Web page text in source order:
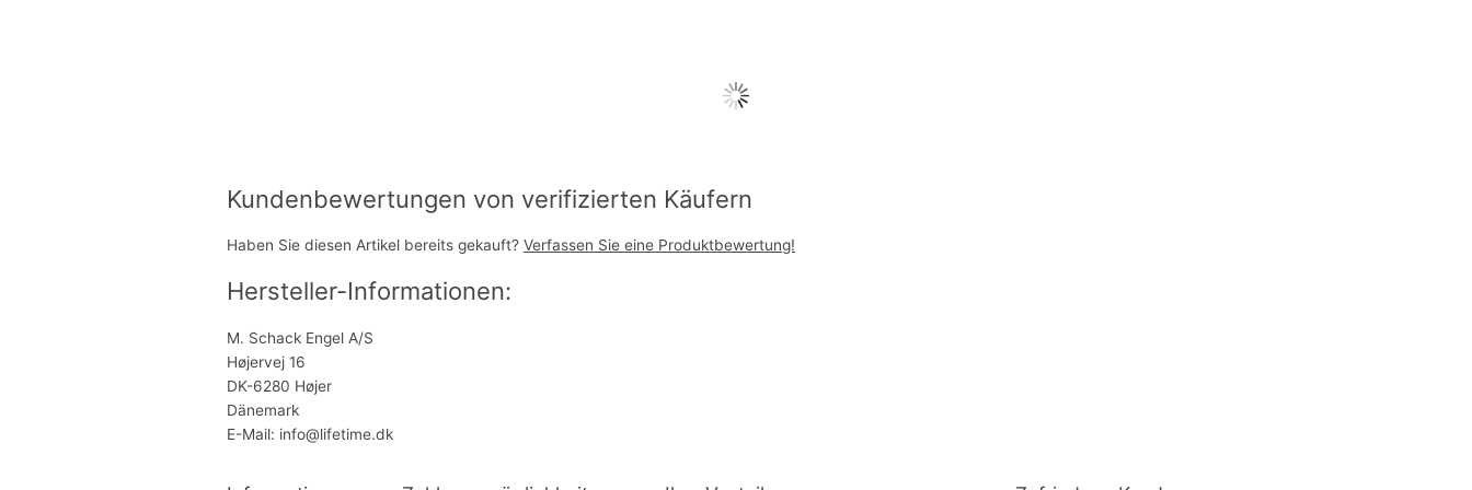
Kundenbewertungen von verifizierten Käufern
Haben Sie diesen Artikel bereits gekauft? Verfassen Sie eine Produktbewertung!
Hersteller-Informationen:
M. Schack Engel A/S
Højervej 16
DK-6280 Højer
Dänemark
E-Mail: info@lifetime.dk